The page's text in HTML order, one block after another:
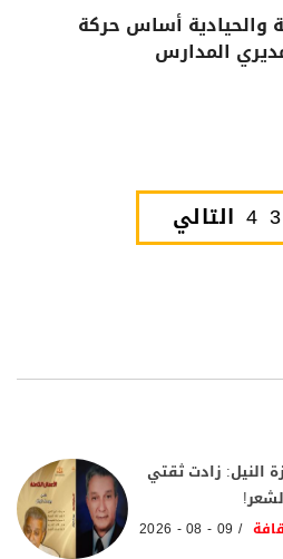
والحيادية أساس حركة
المدارس
3
4 التالي
النيل: زادت ثقتي
09 - 08 - 2026